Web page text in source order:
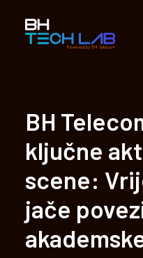
BH
ključne
scene:
jače